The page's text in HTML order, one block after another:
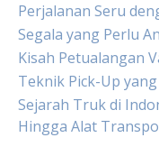
Perjalanan Seru
Segala yang Perlu
Kisah Petualangan
Teknik Pick-Up
Sejarah Truk di
Hingga Alat